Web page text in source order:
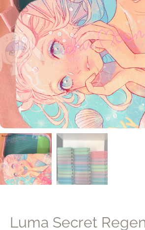
Luma Secret